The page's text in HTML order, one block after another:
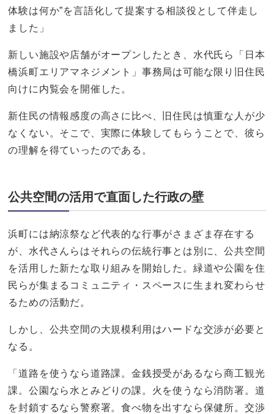
体験は何か”を言語化して提案する相談役として伴走し
ました」
新しい施設や店舗がオープンしたとき、水代氏ら「日本
橋浜町エリアマネジメント」事務局は可能な限り旧住民
向けに内覧会を開催した。
新住民の情報感度の高さに比べ、旧住民は慎重な人が少
なくない。そこで、実際に体験してもらうことで、彼ら
の理解を得ていったのである。
公共空間の活用で直面した行政の壁
浜町には納涼祭など代表的な行事がさまざま存在する
が、水代さんらはそれらの伝統行事とは別に、公共空間
を活用した新たな取り組みを開始した。緑道や公園を住
民らが集まるコミュニティ・スペースに生まれ変わらせ
るための活動だ。
しかし、公共空間の大規模利用はハードな交渉が必要と
なる。
「道路を使うなら道路課。金銭授受があるなら商工観光
課。公園なら水とみどりの課。火を使うなら消防署。道
を封鎖するなら警察署。食べ物を出すなら保健所。交渉